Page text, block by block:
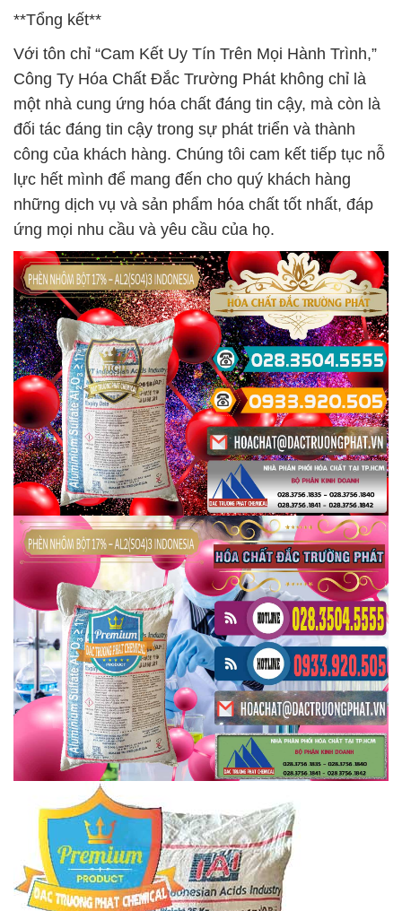
**Tổng kết**
Với tôn chỉ “Cam Kết Uy Tín Trên Mọi Hành Trình,”
Công Ty Hóa Chất Đắc Trường Phát không chỉ là
một nhà cung ứng hóa chất đáng tin cậy, mà còn là
đối tác đáng tin cậy trong sự phát triển và thành
công của khách hàng. Chúng tôi cam kết tiếp tục nỗ
lực hết mình để mang đến cho quý khách hàng
những dịch vụ và sản phẩm hóa chất tốt nhất, đáp
ứng mọi nhu cầu và yêu cầu của họ.